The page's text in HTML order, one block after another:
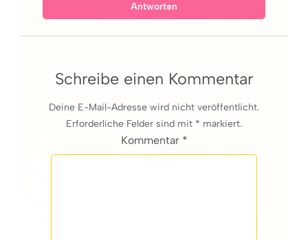
Antworten
Schreibe einen Kommentar
Deine E-Mail-Adresse wird nicht veröffentlicht.
Erforderliche Felder sind mit * markiert.
Kommentar *